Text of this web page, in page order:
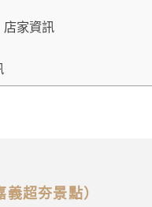
家資訊
超夯景點）